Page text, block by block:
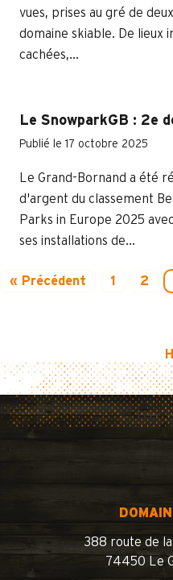
vues, prises au gré de
domaine skiable. De lieux
cachées,...
Le SnowparkGB : 2e
Publié le 17 octobre 2025
Le Grand-Bornand a été
d'argent du classement
Parks in Europe 2025
ses installations de...
« Précédent 1 2
388 route de
74450 Le